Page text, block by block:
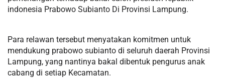
indonesia Prabowo Subianto Di Provinsi Lampung.
Para relawan tersebut menyatakan komitmen untuk
mendukung prabowo subianto di seluruh daerah Provinsi
Lampung, yang nantinya bakal dibentuk pengurus anak
cabang di setiap Kecamatan.